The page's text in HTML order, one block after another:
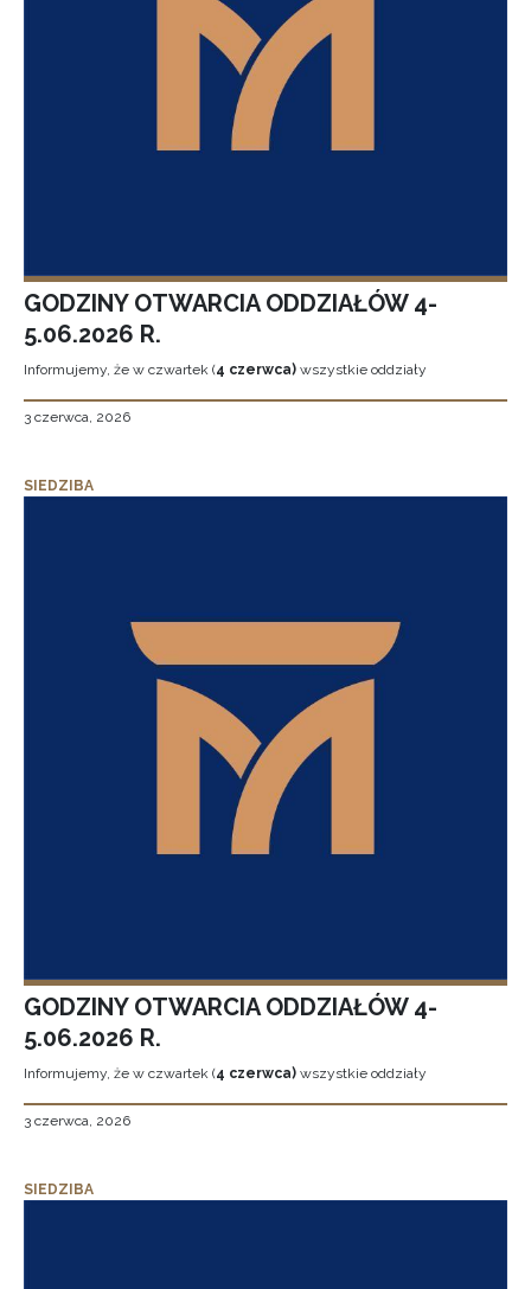
GODZINY OTWARCIA ODDZIAŁÓW 4-
5.06.2026 R.
Informujemy, że w czwartek (4 czerwca) wszystkie oddziały
3 czerwca, 2026
SIEDZIBA
GODZINY OTWARCIA ODDZIAŁÓW 4-
5.06.2026 R.
Informujemy, że w czwartek (4 czerwca) wszystkie oddziały
3 czerwca, 2026
SIEDZIBA